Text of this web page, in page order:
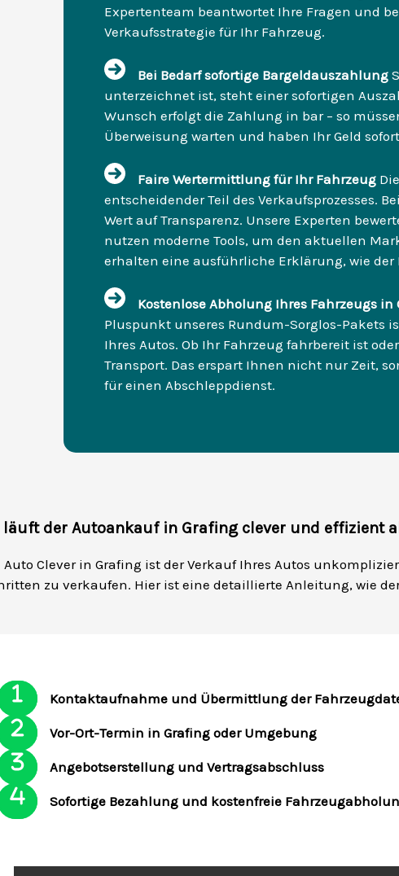
Expertenteam beantwortet Ihre Fragen und
Verkaufsstrategie für Ihr Fahrzeug.
Bei Bedarf sofortige Bargeldauszahlung
unterzeichnet ist, steht einer sofortigen
Wunsch erfolgt die Zahlung in bar – so
Überweisung warten und haben Ihr Geld
Faire Wertermittlung für Ihr Fahrzeug
entscheidender Teil des Verkaufsprozesses.
Wert auf Transparenz. Unsere Experten
nutzen moderne Tools, um den aktuellen
erhalten eine ausführliche Erklärung, wie der
Kostenlose Abholung Ihres Fahrzeugs in
Pluspunkt unseres Rundum-Sorglos-Pakets
Ihres Autos. Ob Ihr Fahrzeug fahrbereit ist
Transport. Das erspart Ihnen nicht nur Zeit,
für einen Abschleppdienst.
läuft der Autoankauf in Grafing clever und effizient
Auto Clever in Grafing ist der Verkauf Ihres Autos
zu verkaufen. Hier ist eine detaillierte Anleitung, wie
Kontaktaufnahme und Übermittlung der
Vor-Ort-Termin in Grafing oder Umgebung
Angebotserstellung und Vertragsabschluss
Sofortige Bezahlung und kostenfreie